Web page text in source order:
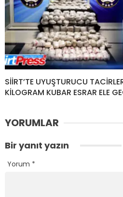
SİİRT’TE UYUŞTURUCU
KİLOGRAM KUBAR ESRAR ELE
YORUMLAR
Bir yanıt yazın
Yorum *